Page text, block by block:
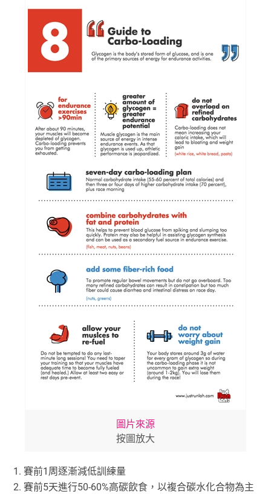
圖片來源
按圖放大
賽前1周逐漸減低訓練量
賽前5天進行50-60%高碳飲食，以複合碳水化合物為主